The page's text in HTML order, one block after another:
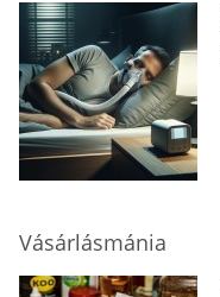
Vásárlásmánia